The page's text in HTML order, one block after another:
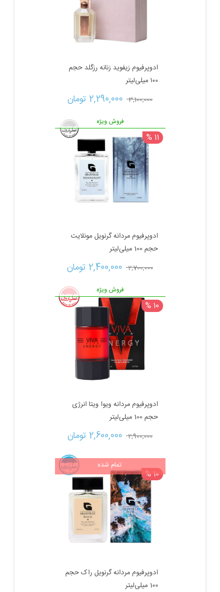
ادوپرفیوم زیفوید زنانه رزگلد حجم
۱۰۰ میلی‌لیتر
3,100,000 قیمت
اصلی:
3,100,000 تومان
بود.
2,290,000 تومان
فعلی:
فروش ویژه
11 %
ادوپرفیوم مردانه گرنویل مونلایت
حجم 100 میلی‌لیتر
2,700,000 قیمت
اصلی:
2,700,000 تومان
بود.
2,400,000 تومان
فعلی:
2,400,000 تومان.
فروش ویژه
10 %
ادوپرفیوم مردانه‌ ویوا ویتا انرژی
حجم 100 میلی‌لیتر
2,900,000 قیمت
اصلی:
2,900,000 تومان
بود.
2,600,000 تومان
فعلی:
2,600,000 تومان.
10 %
تمام شده
ادوپرفیوم مردانه گرنویل راک حجم
100 میلی‌لیتر